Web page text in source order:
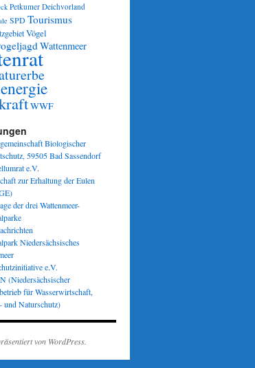
Petkumer Deichvorland
SPDTourismus
Vögel
Wattenmeer
WWF
Biologischer
59505 Bad Sassendorf
e.V.
zur Erhaltung der Eulen
der drei Wattenmeer-
Niedersächsisches
e.V.
(Niedersächsischer
für Wasserwirtschaft,
und Naturschutz)
von WordPress.